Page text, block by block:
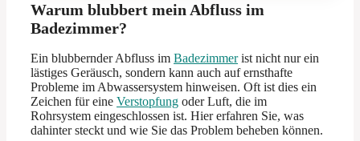
Warum blubbert mein Abfluss im
Badezimmer?
Ein blubbernder Abfluss im Badezimmerist nicht nur ein
lästiges Geräusch, sondern kann auch auf ernsthafte
Probleme im Abwassersystem hinweisen. Oft ist dies ein
Zeichen für eine Verstopfung oder Luft, die im
Rohrsystem eingeschlossen ist. Hier erfahren Sie, was
dahinter steckt und wie Sie das Problem beheben können.